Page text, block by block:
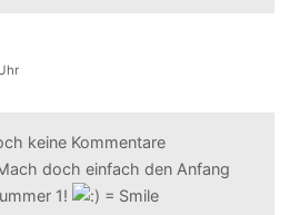
keine Kommentare
doch einfach den Anfang
1!